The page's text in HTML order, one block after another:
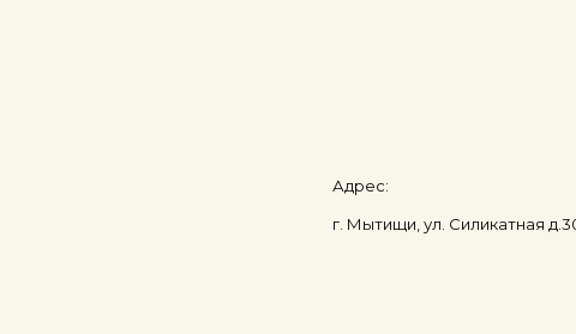
Адрес:
г. Мытищи, ул. Силикатная